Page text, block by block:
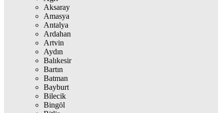
Aksaray
Amasya
Antalya
Ardahan
Artvin
Aydın
Balıkesir
Bartın
Batman
Bayburt
Bilecik
Bingöl